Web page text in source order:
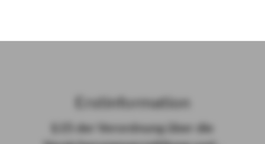
Erst­in­for­ma­ti­on
§ 15 der Ver­ord­nung über die